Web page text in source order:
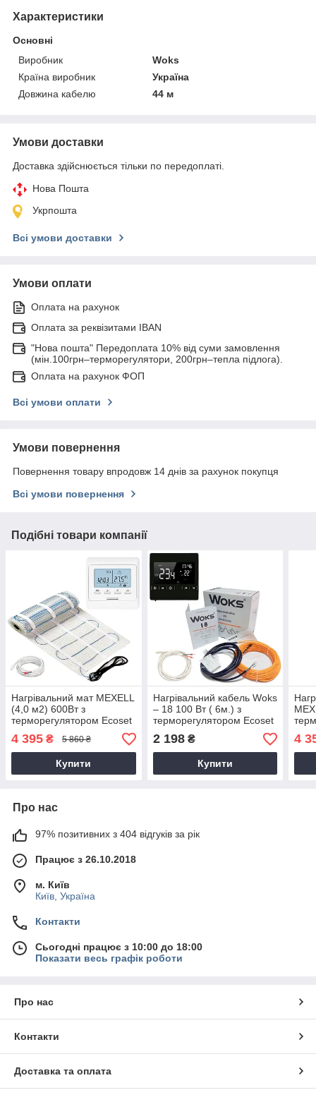
Характеристики
Основні
Виробник
Woks
Країна виробник
Україна
Довжина кабелю
44 м
Умови доставки
Доставка здійснюється тільки по передоплаті.
Нова Пошта
Укрпошта
Всі умови доставки
Умови оплати
Оплата на рахунок
Оплата за реквізитами IBAN
"Нова пошта" Передоплата 10% від суми замовлення
(мін.100грн–терморегулятори, 200грн–тепла підлога).
Оплата на рахунок ФОП
Всі умови оплати
Умови повернення
Повернення товару впродовж 14 днів за рахунок покупця
Всі умови повернення
Подібні товари компанії
Нагрівальний мат MEXELL
(4,0 м2) 600Вт з
терморегулятором Ecoset
Е51
4 395 ₴ 5 860 ₴
Купити
Нагрівальний кабель Woks
– 18 100 Вт ( 6м.) з
терморегулятором Ecoset
1822
2 198₴
Купити
4
Про нас
97% позитивних з 404 відгуків за рік
Працює з 26.10.2018
м. Київ
Київ, Україна
Контакти
Сьогодні працює з 10:00 до 18:00
Показати весь графік роботи
Про нас
Контакти
Доставка та оплата